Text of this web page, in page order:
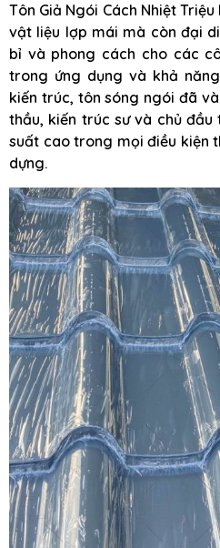
Tôn Giả Ngói Cách Nhiệt
vật liệu lợp mái mà còn đại
bỉ và phong cách cho các
trong ứng dụng và khả
kiến trúc, tôn sóng ngói đã
thầu, kiến trúc sư và chủ
suất cao trong mọi điều kiện
dựng.